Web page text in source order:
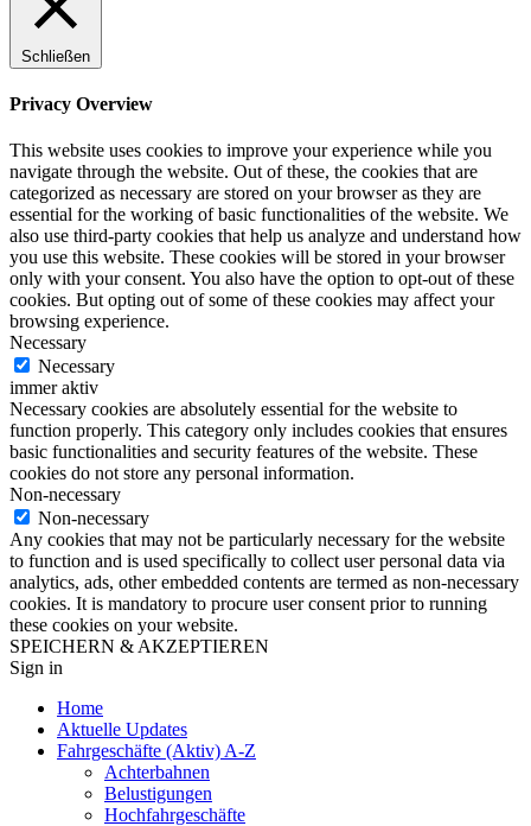
Schließen
Privacy Overview
This website uses cookies to improve your experience while you
navigate through the website. Out of these, the cookies that are
categorized as necessary are stored on your browser as they are
essential for the working of basic functionalities of the website. We
also use third-party cookies that help us analyze and understand how
you use this website. These cookies will be stored in your browser
only with your consent. You also have the option to opt-out of these
cookies. But opting out of some of these cookies may affect your
browsing experience.
Necessary
Necessary
immer aktiv
Necessary cookies are absolutely essential for the website to
function properly. This category only includes cookies that ensures
basic functionalities and security features of the website. These
cookies do not store any personal information.
Non-necessary
Non-necessary
Any cookies that may not be particularly necessary for the website
to function and is used specifically to collect user personal data via
analytics, ads, other embedded contents are termed as non-necessary
cookies. It is mandatory to procure user consent prior to running
these cookies on your website.
SPEICHERN & AKZEPTIEREN
Sign in
Home
Aktuelle Updates
Fahrgeschäfte (Aktiv) A-Z
Achterbahnen
Belustigungen
Hochfahrgeschäfte